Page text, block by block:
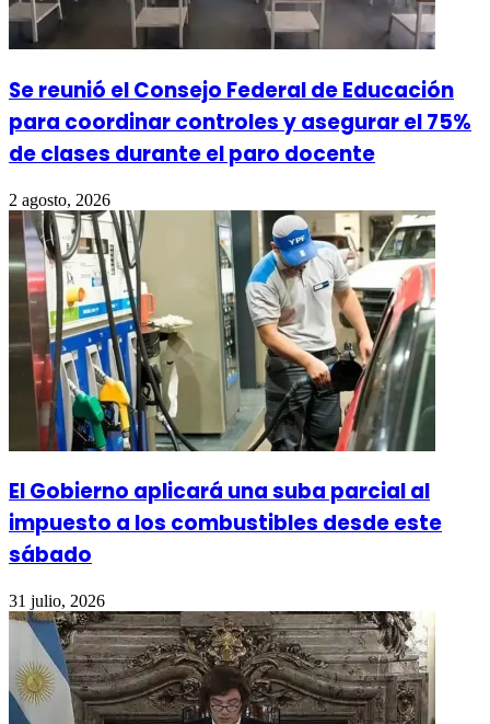
Se reunió el Consejo Federal de Educación
para coordinar controles y asegurar el 75%
de clases durante el paro docente
2 agosto, 2026
El Gobierno aplicará una suba parcial al
impuesto a los combustibles desde este
sábado
31 julio, 2026